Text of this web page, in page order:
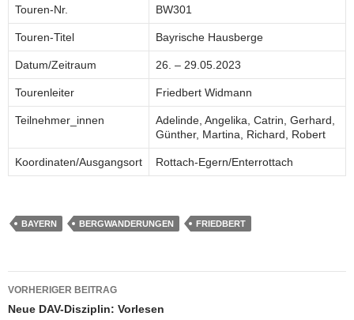
Touren-Nr. BW301
Touren-Titel Bayrische Hausberge
Datum/Zeitraum 26. – 29.05.2023
Tourenleiter Friedbert Widmann
Teilnehmer_innen
Adelinde, Angelika, Catrin, Gerhard,
Günther, Martina, Richard, Robert
Koordinaten/Ausgangsort Rottach-Egern/Enterrottach
BAYERN BERGWANDERUNGEN FRIEDBERT
Beitragsnavigation
VORHERIGER BEITRAG
Neue DAV-Disziplin: Vorlesen